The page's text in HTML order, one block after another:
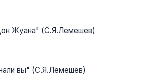
Жуана" (С.Я.Лемешев)
вы" (С.Я.Лемешев)